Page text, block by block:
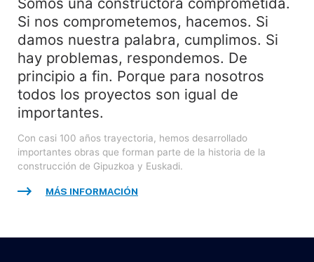
Si nos comprometemos, hacemos. Si
damos nuestra palabra, cumplimos. Si
hay problemas, respondemos. De
principio a fin. Porque para nosotros
todos los proyectos son igual de
importantes.
Con casi 100 años trayectoria, hemos desarrollado
importantes obras que forman parte de la historia de la
construcción de Gipuzkoa y Euskadi.
MÁS INFORMACIÓN